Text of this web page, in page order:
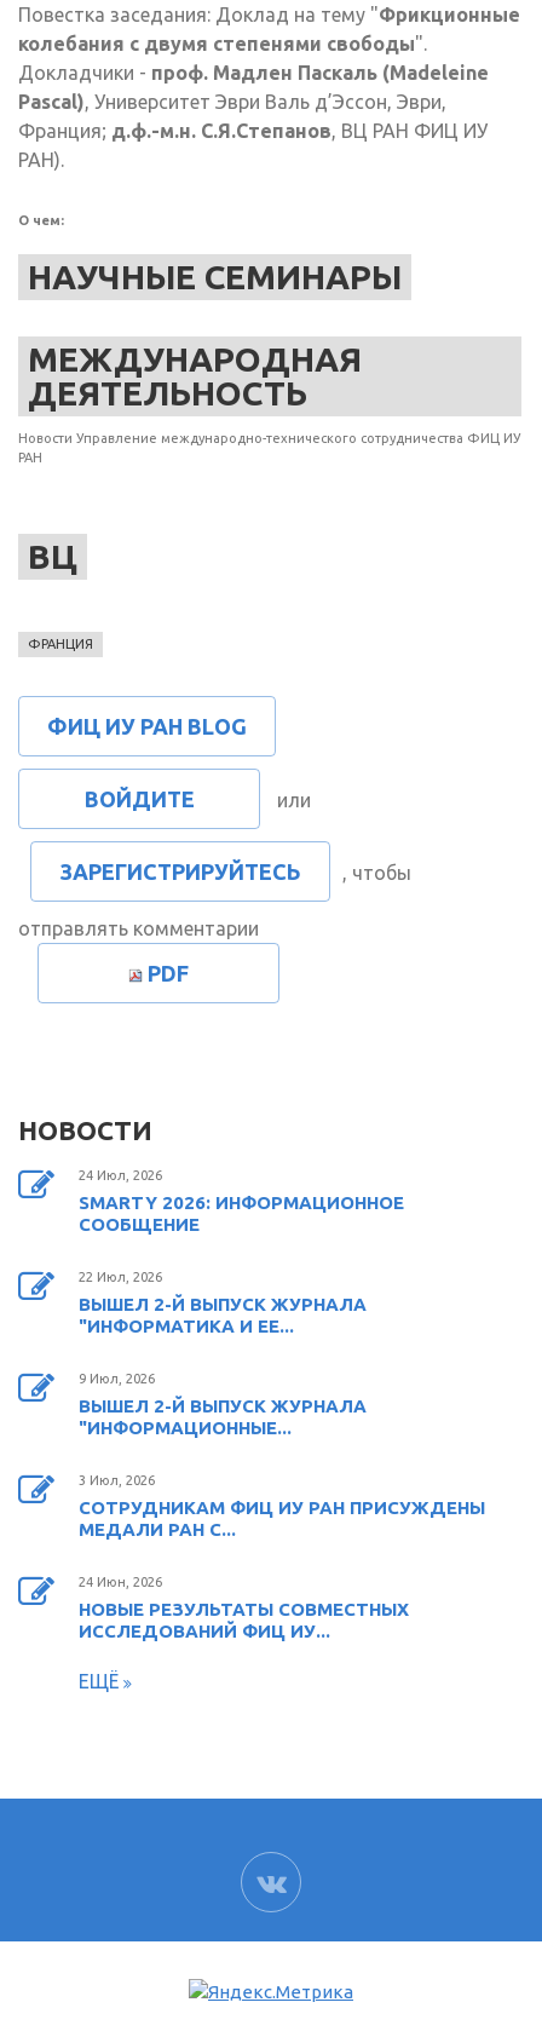
Повестка заседания: Доклад на тему "Фрикционные
колебания с двумя степенями свободы".
Докладчики - проф. Мадлен Паскаль (Madeleine
Pascal), Университет Эври Валь д’Эссон, Эври,
Франция; д.ф.-м.н. С.Я.Степанов, ВЦ РАН ФИЦ ИУ
РАН).
О чем:
НАУЧНЫЕ СЕМИНАРЫ
МЕЖДУНАРОДНАЯ
ДЕЯТЕЛЬНОСТЬ
Новости Управление международно-технического сотрудничества ФИЦ ИУ
РАН
ВЦ
ФРАНЦИЯ
ФИЦ ИУ РАН BLOG
ВОЙДИТЕ или
ЗАРЕГИСТРИРУЙТЕСЬ , чтобы
отправлять комментарии
PDF
НОВОСТИ
24 Июл, 2026
SMARTY 2026: ИНФОРМАЦИОННОЕ
СООБЩЕНИЕ
22 Июл, 2026
ВЫШЕЛ 2-Й ВЫПУСК ЖУРНАЛА
"ИНФОРМАТИКА И ЕЕ...
9 Июл, 2026
ВЫШЕЛ 2-Й ВЫПУСК ЖУРНАЛА
"ИНФОРМАЦИОННЫЕ...
3 Июл, 2026
СОТРУДНИКАМ ФИЦ ИУ РАН ПРИСУЖДЕНЫ
МЕДАЛИ РАН С...
24 Июн, 2026
НОВЫЕ РЕЗУЛЬТАТЫ СОВМЕСТНЫХ
ИССЛЕДОВАНИЙ ФИЦ ИУ...
ЕЩЁ
ВК